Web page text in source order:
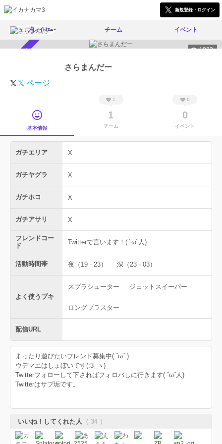
新規登録・ログイン
プレイヤー チーム イベント
1922
さらまんだー
𝕏 ページ
基本情報
1
1
チーム
0
0
イベント
ガチエリア X
ガチヤグラ X
ガチホコ X
ガチアサリ X
フレンドコー
ド
Twitterで言います！( ˘ω˘人)
活動時間帯 夜（19 - 23） 深（23 - 03）
よく使うブキ
スプラシューター ジェットスイーパー
ロングブラスター
配信URL
まったり遊びたいフレンド募集中( ˘ω˘ )
ウデマエはしょぼいです(:3_ヽ)_
Twitterフォローして下さればフォロバしに行きます( ˘ω˘人)
Twitterはサブ垢です。
いいね！してくれた人 （ 34 ）